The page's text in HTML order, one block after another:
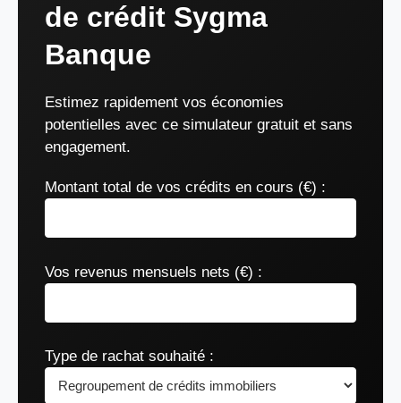
de crédit Sygma
Banque
Estimez rapidement vos économies
potentielles avec ce simulateur gratuit et sans
engagement.
Montant total de vos crédits en cours (€) :
Vos revenus mensuels nets (€) :
Type de rachat souhaité :